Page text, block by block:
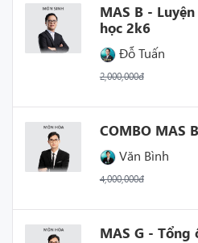
MAS B -
học 2k6
Đỗ Tuấn
2,000,000đ
COMBO MAS
Văn Bình
4,000,000đ
MAS G - Tổng